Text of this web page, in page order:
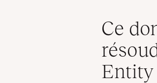
Ce
Entity